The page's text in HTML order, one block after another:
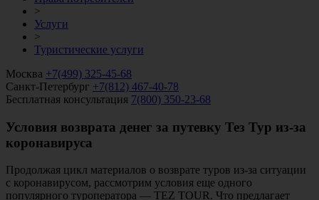
>
Услуги
>
Туристические услуги
Москва +7(499) 325-45-68
Санкт-Петербург +7(812) 467-40-78
Бесплатная консультация 7(800) 350-23-68
Условия возврата денег за путевку Тез Тур из-за
коронавируса
Продолжая цикл материалов о возврате туров из-за ситуации
с коронавирусом, рассмотрим условия еще одного
популярного туроператора — TEZ TOUR. Что предлагает